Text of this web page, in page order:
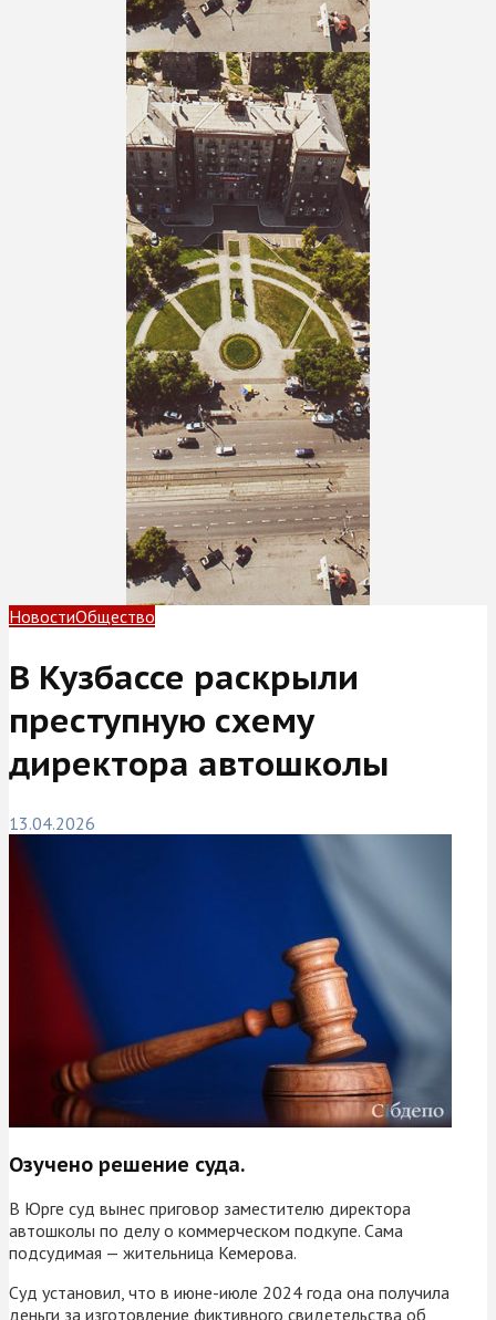
НовостиОбщество
В Кузбассе раскрыли
преступную схему
директора автошколы
13.04.2026
Озучено решение суда.
В Юрге суд вынес приговор заместителю директора
автошколы по делу о коммерческом подкупе. Сама
подсудимая — жительница Кемерова.
Суд установил, что в июне-июле 2024 года она получила
деньги за изготовление фиктивного свидетельства об